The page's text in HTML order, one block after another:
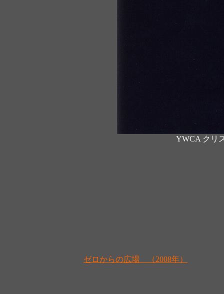
YWCA クリ
ゼロからの広場 （2008年）